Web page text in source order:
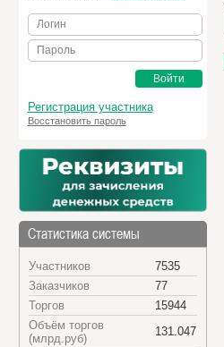
Логин
Пароль
Войти
Регистрация участника
Восстановить пароль
Статистика системы
Участников
7535
Заказчиков
77
Торгов
15944
Объём торгов
(млрд.руб)
131.047